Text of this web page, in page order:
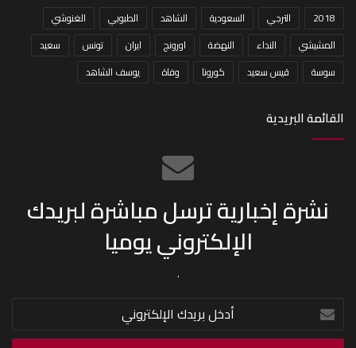
2018 الترجي السعودية الشاهد الطبوبي
الغنوشي
المشيشي
النداء النهضة اورونج ايران تونس
سعيد
سوسة
قيس سعيد كورونا وفاة يوسف الشاهد
القائمة البريدية
نشرة إخبارية ترسل مباشرة لبريدك
الإلكتروني يوميا
.
أدخل
بريدك
الإلكتروني